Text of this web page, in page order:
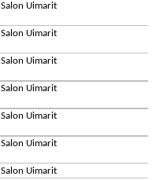
Salon Uimarit
Salon Uimarit
Salon Uimarit
Salon Uimarit
Salon Uimarit
Salon Uimarit
Salon Uimarit